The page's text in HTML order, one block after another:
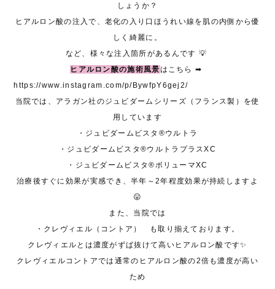
しょうか？
ヒアルロン酸の注入で、老化の入り口ほうれい線を肌の内側から優
しく綺麗に。
など、様々な注入箇所があるんです 💡
ヒアルロン酸の施術風景はこちら ➡
https://www.instagram.com/p/BywfpY6gej2/
当院では、アラガン社のジュビダームシリーズ（フランス製）を使
用しています
・ジュビダームビスタ®ウルトラ
・ジュビダームビスタ®ウルトラプラスXC
・ジュビダームビスタ®ボリューマXC
治療後すぐに効果が実感でき、半年～2年程度効果が持続しますよ
😛
また、当院では
・クレヴィエル（コントア） も取り揃えております。
クレヴィエルとは濃度がずば抜けて高いヒアルロン酸です✨
クレヴィエルコントアでは通常のヒアルロン酸の2倍も濃度が高い
ため